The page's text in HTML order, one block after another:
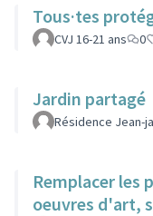
Tous·tes
CVJ 16-21 ans 0
Jardin partagé
Résidence Jean-
Remplacer les
oeuvres d'art,